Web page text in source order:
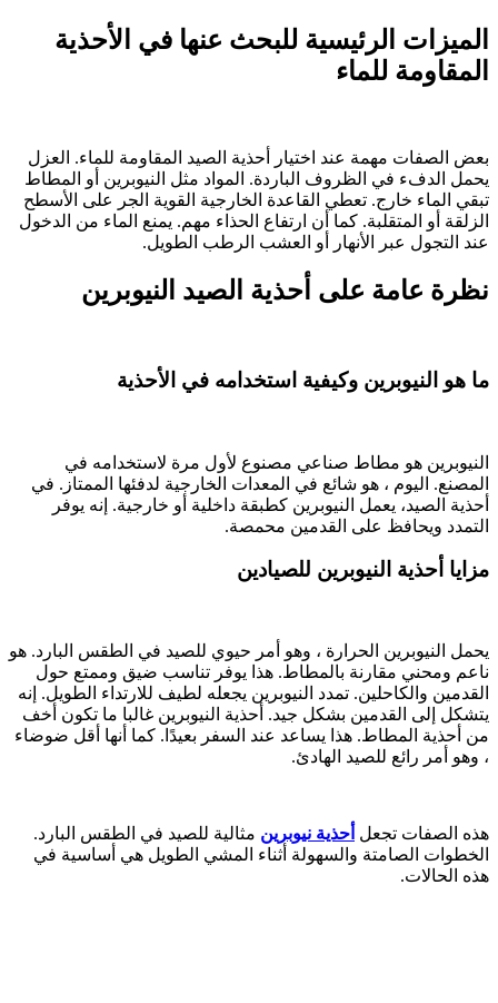
الميزات الرئيسية للبحث عنها في الأحذية
المقاومة للماء
بعض الصفات مهمة عند اختيار أحذية الصيد المقاومة للماء. العزل
يحمل الدفء في الظروف الباردة. المواد مثل النيوبرين أو المطاط
تبقي الماء خارج. تعطي القاعدة الخارجية القوية الجر على الأسطح
الزلقة أو المتقلبة. كما أن ارتفاع الحذاء مهم. يمنع الماء من الدخول
عند التجول عبر الأنهار أو العشب الرطب الطويل.
نظرة عامة على أحذية الصيد النيوبرين
ما هو النيوبرين وكيفية استخدامه في الأحذية
النيوبرين هو مطاط صناعي مصنوع لأول مرة لاستخدامه في
المصنع. اليوم ، هو شائع في المعدات الخارجية لدفئها الممتاز. في
أحذية الصيد، يعمل النيوبرين كطبقة داخلية أو خارجية. إنه يوفر
التمدد ويحافظ على القدمين محمصة.
مزايا أحذية النيوبرين للصيادين
يحمل النيوبرين الحرارة ، وهو أمر حيوي للصيد في الطقس البارد. هو
ناعم ومحني مقارنة بالمطاط. هذا يوفر تناسب ضيق وممتع حول
القدمين والكاحلين. تمدد النيوبرين يجعله لطيف للارتداء الطويل. إنه
يتشكل إلى القدمين بشكل جيد. أحذية النيوبرين غالبا ما تكون أخف
من أحذية المطاط. هذا يساعد عند السفر بعيدًا. كما أنها أقل ضوضاء
، وهو أمر رائع للصيد الهادئ.
هذه الصفات تجعل أحذية نيوبرين مثالية للصيد في الطقس البارد.
الخطوات الصامتة والسهولة أثناء المشي الطويل هي أساسية في
هذه الحالات.